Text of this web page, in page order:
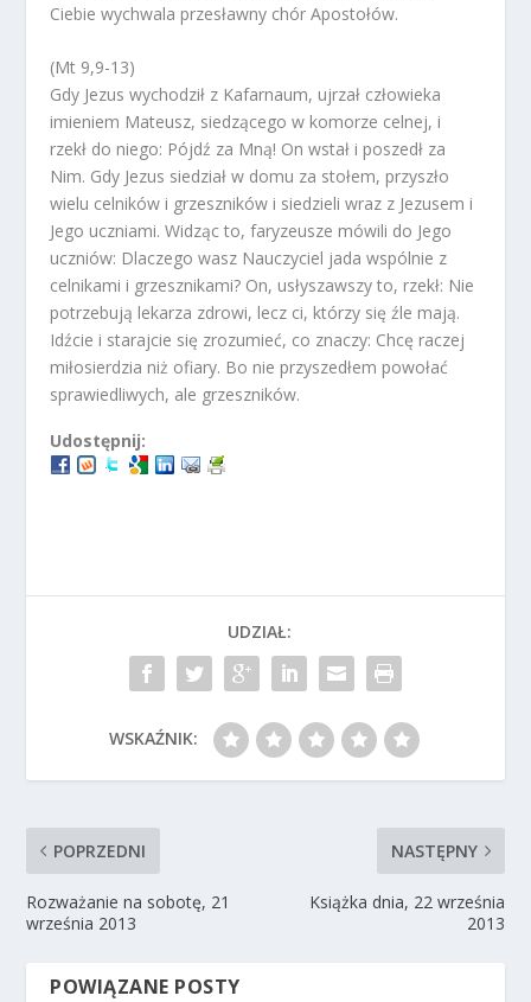
Ciebie wychwala przesławny chór Apostołów.
(Mt 9,9-13)
Gdy Jezus wychodził z Kafarnaum, ujrzał człowieka
imieniem Mateusz, siedzącego w komorze celnej, i
rzekł do niego: Pójdź za Mną! On wstał i poszedł za
Nim. Gdy Jezus siedział w domu za stołem, przyszło
wielu celników i grzeszników i siedzieli wraz z Jezusem i
Jego uczniami. Widząc to, faryzeusze mówili do Jego
uczniów: Dlaczego wasz Nauczyciel jada wspólnie z
celnikami i grzesznikami? On, usłyszawszy to, rzekł: Nie
potrzebują lekarza zdrowi, lecz ci, którzy się źle mają.
Idźcie i starajcie się zrozumieć, co znaczy: Chcę raczej
miłosierdzia niż ofiary. Bo nie przyszedłem powołać
sprawiedliwych, ale grzeszników.
Udostępnij:
UDZIAŁ:
WSKAŹNIK:
POPRZEDNI
Rozważanie na sobotę, 21
września 2013
NASTĘPNY
Książka dnia, 22 września
2013
POWIĄZANE POSTY